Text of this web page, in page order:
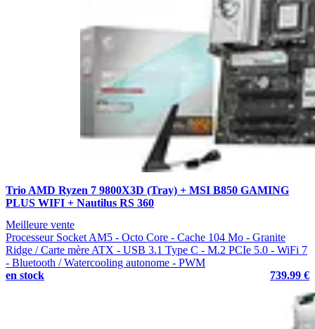
Trio AMD Ryzen 7 9800X3D (Tray) + MSI B850 GAMING
PLUS WIFI + Nautilus RS 360
Meilleure vente
Processeur Socket AM5 - Octo Core - Cache 104 Mo - Granite
Ridge / Carte mère ATX - USB 3.1 Type C - M.2 PCIe 5.0 - WiFi 7
- Bluetooth / Watercooling autonome - PWM
en stock
739.99 €